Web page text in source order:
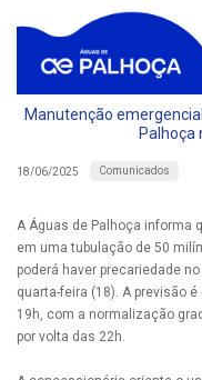
Manutenção
Palhoça
18/06/2025 Comunicados
A Águas de Palhoça informa
em uma tubulação de 50
poderá haver precariedade
quarta-feira (18). A previsão
19h, com a normalização
por volta das 22h.